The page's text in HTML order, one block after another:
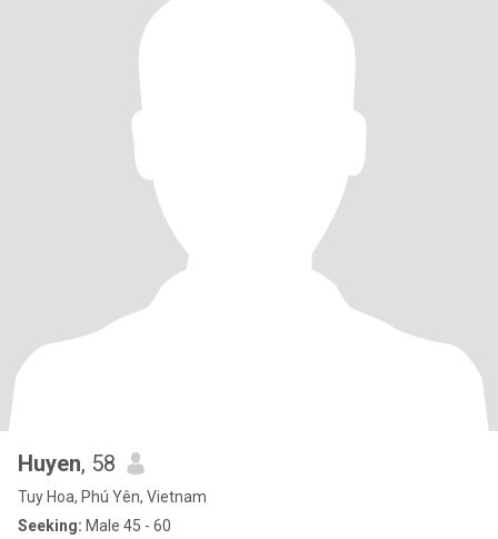
Huyen, 58
Tuy Hoa, Phú Yên, Vietnam
Seeking: Male 45 - 60